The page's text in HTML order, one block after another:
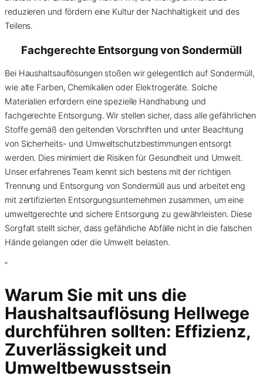
reduzieren und fördern eine Kultur der Nachhaltigkeit und des
Teilens.
Fachgerechte Entsorgung vonSondermüll
Bei Haushaltsauflösungen stoßen wir gelegentlich auf Sondermüll,
wie alte Farben, Chemikalien oder Elektrogeräte. Solche
Materialien erfordern eine spezielle Handhabung und
fachgerechte Entsorgung. Wir stellen sicher, dass alle gefährlichen
Stoffe gemäß den geltenden Vorschriften und unter Beachtung
von Sicherheits- und Umweltschutzbestimmungen entsorgt
werden. Dies minimiert die Risiken für Gesundheit und Umwelt.
Unser erfahrenes Team kennt sich bestens mit der richtigen
Trennung und Entsorgung von Sondermüll aus und arbeitet eng
mit zertifizierten Entsorgungsunternehmen zusammen, um eine
umweltgerechte und sichere Entsorgung zu gewährleisten. Diese
Sorgfalt stellt sicher, dass gefährliche Abfälle nicht in die falschen
Hände gelangen oder die Umwelt belasten.
”
Warum Sie mit uns die
Haushaltsauflösung Hellwege
durchführen sollten: Effizienz,
Zuverlässigkeit und
Umweltbewusstsein